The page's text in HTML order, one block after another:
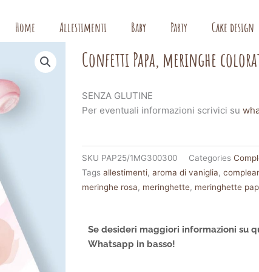
Home Allestimenti Baby Party Cake design
Confetti Papa, meringhe
SENZA GLUTINE
Per eventuali informazioni scrivici su
SKU PAP25/1MG300300 Categories
Tags allestimenti,aroma di vaniglia,
meringhe rosa, meringhette, meringhette
Se desideri maggiori informazioni su
Whatsapp in basso!